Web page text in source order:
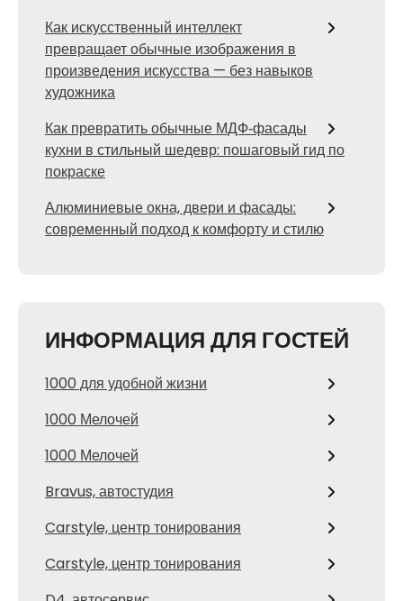
Как искусственный интеллект
превращает обычные изображения в
произведения искусства — без навыков
художника
Как превратить обычные МДФ‑фасады
кухни в стильный шедевр: пошаговый гид по
покраске
Алюминиевые окна, двери и фасады:
современный подход к комфорту и стилю
ИНФОРМАЦИЯ ДЛЯ ГОСТЕЙ
1000 для удобной жизни
1000 Мелочей
1000 Мелочей
Bravus, автостудия
Carstyle, центр тонирования
Carstyle, центр тонирования